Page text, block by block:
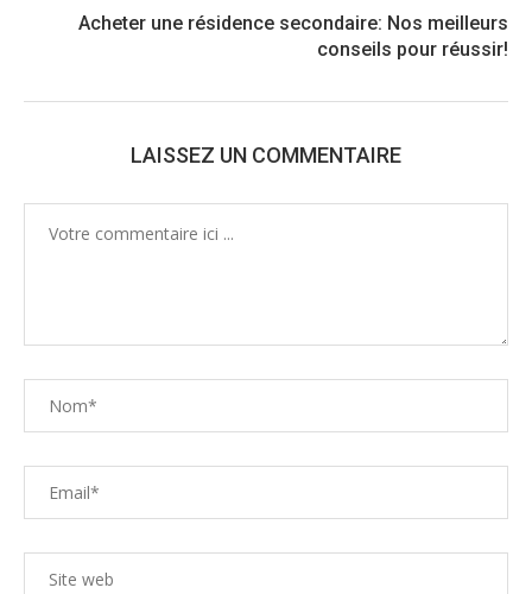
Acheter une résidence secondaire: Nos meilleurs
conseils pour réussir!
LAISSEZ UN COMMENTAIRE